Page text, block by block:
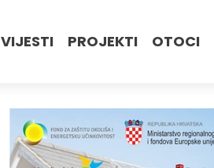
VIJESTI PROJEKTI OTOCI